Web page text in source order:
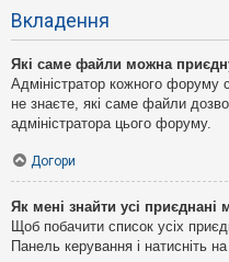
Вкладення
Які саме файли можна
Адміністратор кожного
не знаєте, які саме файли
адміністратора цього форуму.
Догори
Як мені знайти усі
Щоб побачити список усіх
Панель керування і натисніть